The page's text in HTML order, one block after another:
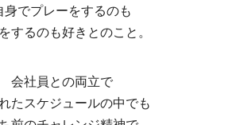
身でプレーをするのも
するのも好きとのこと。
会社員との両立で
たスケジュールの中でも